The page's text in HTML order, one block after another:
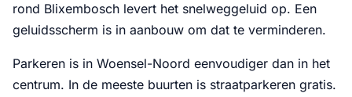
rond Blixembosch levert het snelweggeluid op. Een
geluidsscherm is in aanbouw om dat te verminderen.
Parkeren is in Woensel-Noord eenvoudiger dan in het
centrum. In de meeste buurten is straatparkeren gratis.